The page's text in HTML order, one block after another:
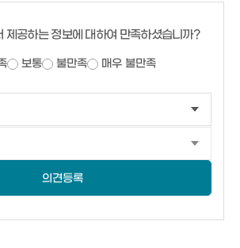
제공하는 정보에 대하여 만족하셨습니까?
보통 불만족 매우 불만족
의견등록